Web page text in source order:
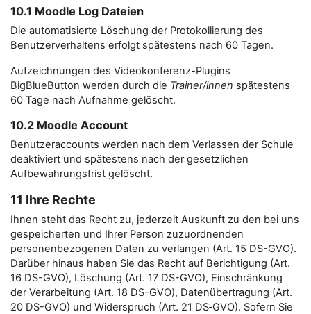
10.1 Moodle Log Dateien
Die automatisierte Löschung der Protokollierung des
Benutzerverhaltens erfolgt spätestens nach 60 Tagen.
Aufzeichnungen des Videokonferenz-Plugins
BigBlueButton werden durch die Trainer/innen spätestens
60 Tage nach Aufnahme gelöscht.
10.2 Moodle Account
Benutzeraccounts werden nach dem Verlassen der Schule
deaktiviert und spätestens nach der gesetzlichen
Aufbewahrungsfrist gelöscht.
11 Ihre Rechte
Ihnen steht das Recht zu, jederzeit Auskunft zu den bei uns
gespeicherten und Ihrer Person zuzuordnenden
personenbezogenen Daten zu verlangen (Art. 15 DS-GVO).
Darüber hinaus haben Sie das Recht auf Berichtigung (Art.
16 DS-GVO), Löschung (Art. 17 DS-GVO), Einschränkung
der Verarbeitung (Art. 18 DS-GVO), Datenübertragung (Art.
20 DS-GVO) und Widerspruch (Art. 21 DS‑GVO). Sofern Sie